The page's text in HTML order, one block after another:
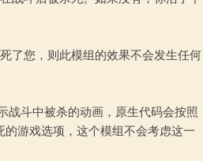
了您，则此模组的效果不会发生任何
战斗中被杀的动画，原生代码会按照
游戏选项，这个模组不会考虑这一